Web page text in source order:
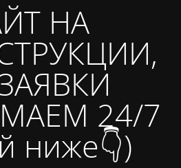
НА
24/7
ниже👇)